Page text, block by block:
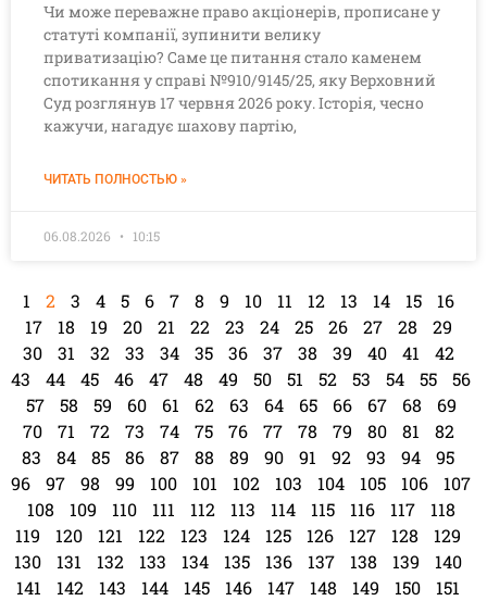
Чи може переважне право акціонерів, прописане у
статуті компанії, зупинити велику
приватизацію? Саме це питання стало каменем
спотикання у справі №910/9145/25, яку Верховний
Суд розглянув 17 червня 2026 року. Історія, чесно
кажучи, нагадує шахову партію,
ЧИТАТЬ ПОЛНОСТЬЮ »
06.08.2026 10:15
1 2 3 4 5 6 7 8 9 10 11 12 13 14 15
16
17
18 19 20 21 22 23 24 25 26 27 28
29
30
31 32 33 34 35 36 37 38 39 40 41
42
43
44 45 46 47 48 49 50 51 52 53 54 55
56
57
58 59 60 61 62 63 64 65 66 67 68
69
70
71 72 73 74 75 76 77 78 79 80 81
82
83
84 85 86 87 88 89 90 91 92 93 94
95
96
97 98 99 100 101 102 103 104 105 106
107
108
109 110 111 112 113 114 115 116 117
118
119
120 121 122 123 124 125 126 127 128
129
130
131 132 133 134 135 136 137 138 139
140
141
142 143 144 145 146 147 148 149 150
151